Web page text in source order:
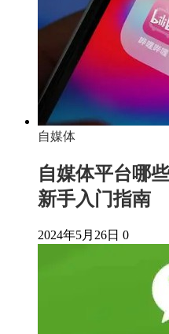
自媒体
自媒体平台哪
新手入门指南
2024年5月26日 0